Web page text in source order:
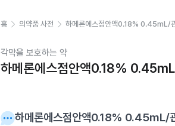
홈 의약품 사전 하메론에스점안액0.18% 0.45mL/
각막을 보호하는 약
하메론에스점안액0.18%
하메론에스점안액0.18% 0.45mL/